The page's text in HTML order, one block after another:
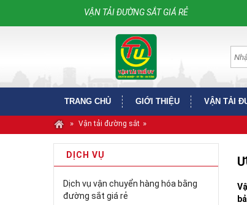
VẬN TẢI ĐƯỜNG SẮT GIÁ RẺ
TRANG CHỦ GIỚI THIỆU VẬN TẢI
» Vận tải đường sắt »
DỊCH VỤ
Dịch vụ vận chuyển hàng hóa bằng
đường sắt giá rẻ